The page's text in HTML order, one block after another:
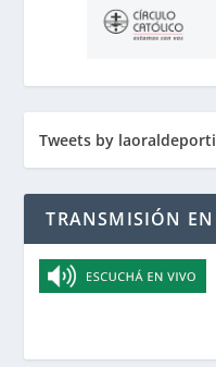
Tweets by
TRANSMISIÓN